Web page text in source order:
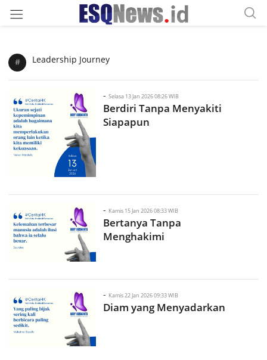
# Leadership Journey
- Selasa 13 Jan 2026 08:26 WIB
Berdiri Tanpa Menyakiti
Siapapun
- Kamis 15 Jan 2026 08:33 WIB
Bertanya Tanpa
Menghakimi
- Kamis 22 Jan 2026 09:33 WIB
Diam yang Menyadarkan